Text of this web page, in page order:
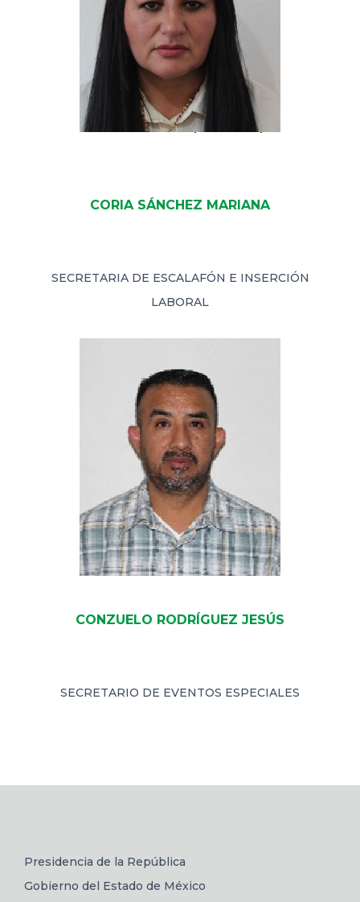
CORIA SÁNCHEZ MARIANA
SECRETARIA DE ESCALAFÓN E INSERCIÓN
LABORAL
CONZUELO RODRÍGUEZ JESÚS
SECRETARIO DE EVENTOS ESPECIALES
Presidencia de la República
Gobierno del Estado de México